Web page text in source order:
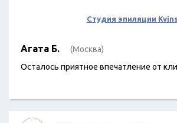
Студия эпиляции Kvins
Агата Б. (Москва)
Осталось приятное впечатление от